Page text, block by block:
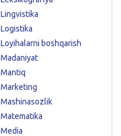
Lingvistika
Logistika
Loyihalarni boshqarish
Madaniyat
Mantiq
Marketing
Mashinasozlik
Matematika
Media